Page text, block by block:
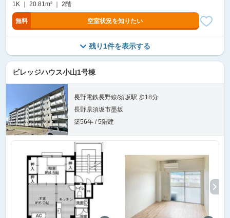
1K ｜ 20.81m² ｜ 2階
無料 空室状況を知りたい
残り1件を表示する
ビレッジハウス小山1号棟
長野電鉄長野線/須坂駅 歩18分
長野県須坂市墨坂
築56年 / 5階建